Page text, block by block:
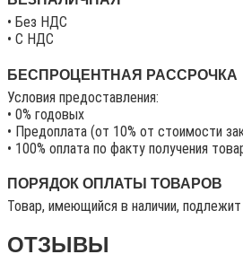
• Без НДС
• C НДС
БЕСПРОЦЕНТНАЯ РАССРОЧКА
Условия предоставления:
• 0% годовых
• Предоплата (от 10% от стоимости
• 100% оплата по факту получения
ПОРЯДОК ОПЛАТЫ ТОВАРОВ
Товар, имеющийся в наличии, подлежит
ОТЗЫВЫ